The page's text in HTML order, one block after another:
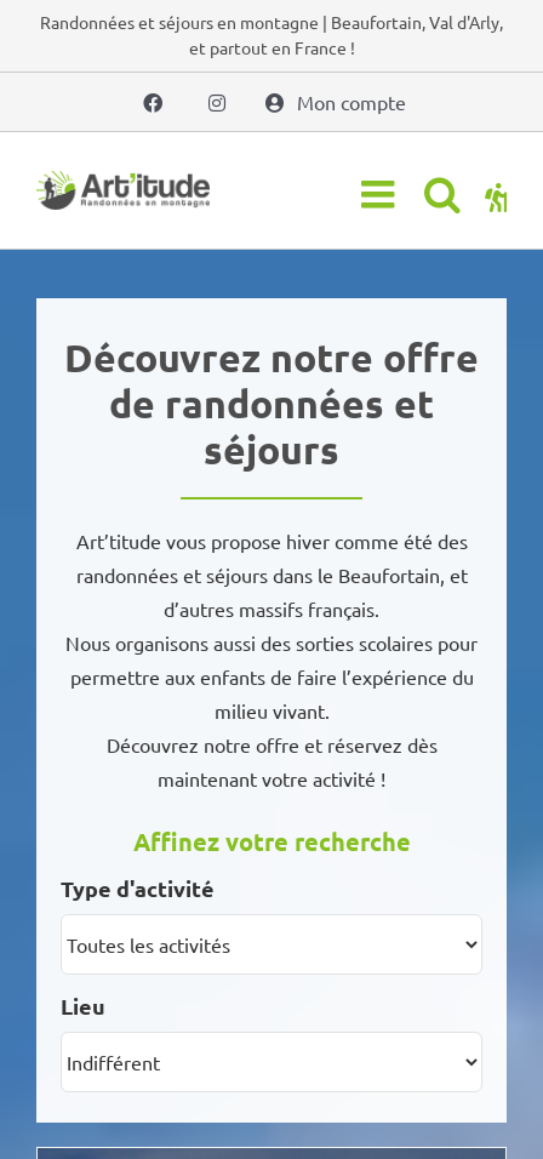
PasserRandonnées et séjours en montagne | Beaufortain, Val d'Arly,
et partout en France !
Mon compte
Découvrez notre offre
de randonnées et
séjours
Art’titude vous propose hiver comme été des
randonnées et séjours dans le Beaufortain, et
d’autres massifs français.
Nous organisons aussi des sorties scolaires pour
permettre aux enfants de faire l’expérience du
milieu vivant.
Découvrez notre offre et réservez dès
maintenant votre activité !
Affinez votre recherche
Type d'activité
Lieu